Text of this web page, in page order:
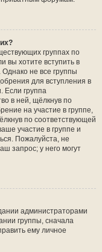
группах по
вы хотите вступить в
не все группы
для вступления в
Если группа
в ней, щёлкнув по
на участие в группе,
по соответствующей
участие в группе и
Пожалуйста, не
запрос; у него могут
администраторами
группы, сначала
ему личное